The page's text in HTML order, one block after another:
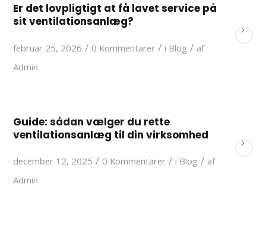
Er det lovpligtigt at få lavet service på
sit ventilationsanlæg?
februar 25, 2026 / 0 Kommentarer / i Blog / af
Admin
Guide: sådan vælger du rette
ventilationsanlæg til din virksomhed
december 12, 2025 / 0 Kommentarer / i Blog / af
Admin